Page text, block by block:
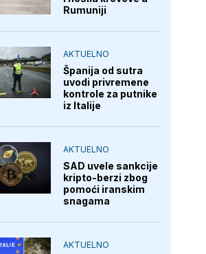
Rumuniji
AKTUELNO
Španija od sutra
uvodi privremene
kontrole za putnike
iz Italije
AKTUELNO
SAD uvele sankcije
kripto-berzi zbog
pomoći iranskim
snagama
AKTUELNO